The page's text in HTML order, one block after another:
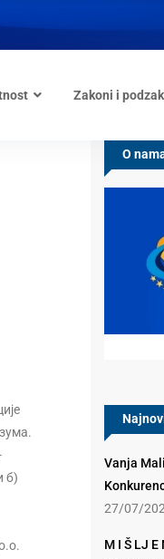
Zakoni i
б)
O
Vanja
27/07/
M I Š LJ